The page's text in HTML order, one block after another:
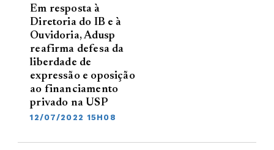
Em resposta à
Diretoria do IB e à
Ouvidoria, Adusp
reafirma defesa da
liberdade de
expressão e oposição
ao financiamento
privado na USP
12/07/2022 15H08